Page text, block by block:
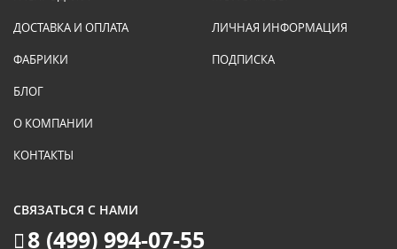
ДОСТАВКА И ОПЛАТА
ФАБРИКИ
БЛОГ
О КОМПАНИИ
КОНТАКТЫ
ЛИЧНАЯ ИНФОРМАЦИЯ
ПОДПИСКА
СВЯЗАТЬСЯ С НАМИ
8 (499) 994-07-55